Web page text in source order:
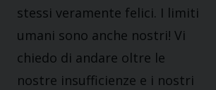
stessi veramente felici. I limiti
umani sono anche nostri! Vi
chiedo di andare oltre le
nostre insufficienze e i nostri